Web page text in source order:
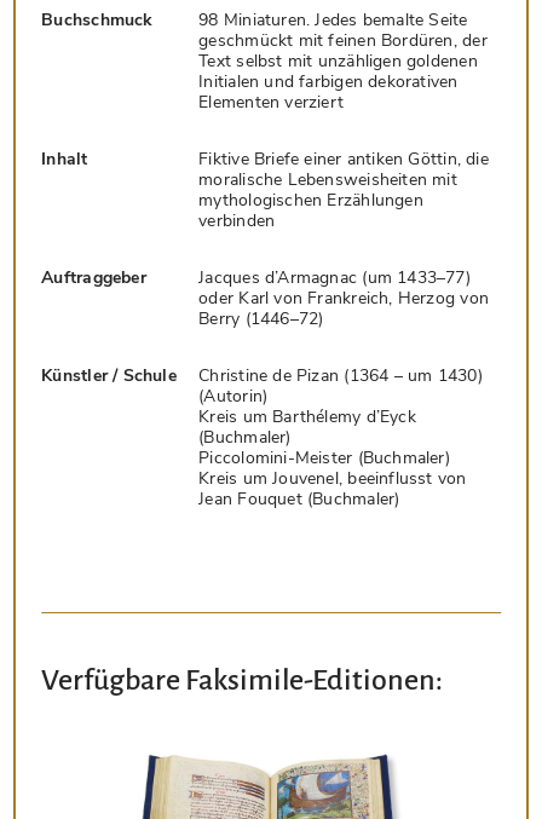
Buchschmuck
98 Miniaturen. Jedes bemalte Seite
geschmückt mit feinen Bordüren, der
Text selbst mit unzähligen goldenen
Initialen und farbigen dekorativen
Elementen verziert
Inhalt
Fiktive Briefe einer antiken Göttin, die
moralische Lebensweisheiten mit
mythologischen Erzählungen
verbinden
Auftraggeber
Jacques d’Armagnac (um 1433–77)
oder Karl von Frankreich, Herzog von
Berry (1446–72)
Künstler / Schule
Christine de Pizan (1364 – um 1430)
(Autorin)
Kreis um Barthélemy d’Eyck
(Buchmaler)
Piccolomini-Meister (Buchmaler)
Kreis um Jouvenel, beeinflusst von
Jean Fouquet (Buchmaler)
Verfügbare Faksimile-Editionen: